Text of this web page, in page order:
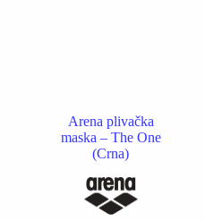
Arena plivačka
maska – The One
(Crna)